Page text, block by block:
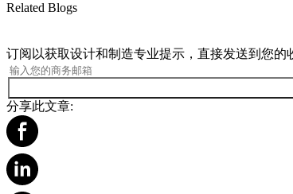
Related Blogs
订阅以获取设计和制造专业提示，直接发送到您的
分享此文章: